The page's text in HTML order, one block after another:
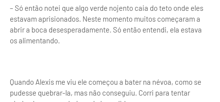
– Só então notei que algo verde nojento caia do teto onde eles
estavam aprisionados. Neste momento muitos começaram a
abrir a boca desesperadamente. Só então entendi, ela estava
os alimentando.
Quando Alexis me viu ele começou a bater na névoa, como se
pudesse quebrar-la, mas não conseguiu. Corri para tentar